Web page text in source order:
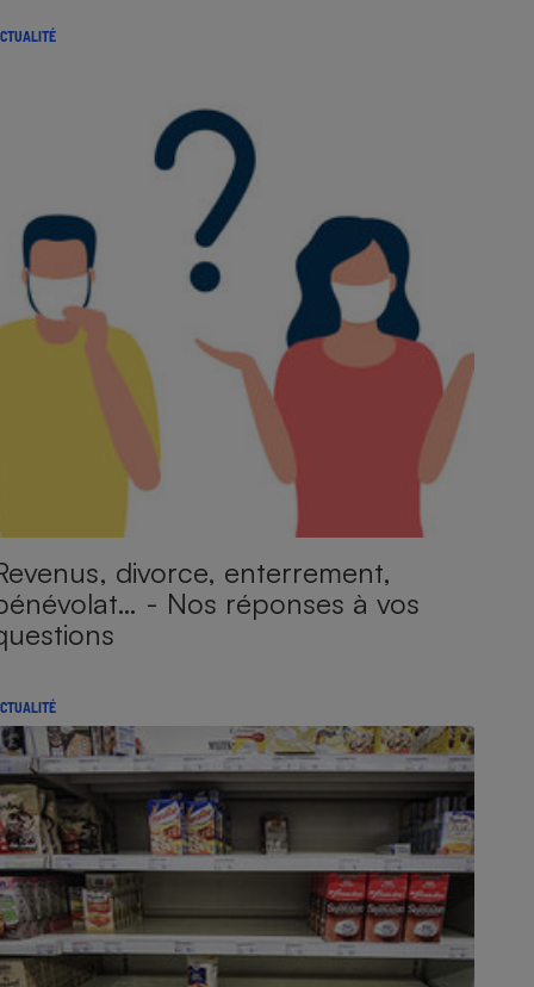
divorce, enterrement,
- Nos réponses à vos